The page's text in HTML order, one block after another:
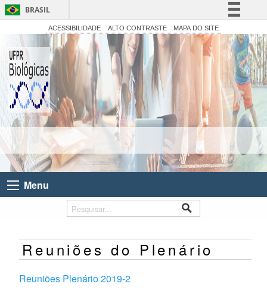
BRASIL
Simplifique!
Comunica BR
Participe
Acesso à informação
Legislação
Canais
ACESSIBILIDADE ALTO CONTRASTE MAPA DO SITE
Menu
Reuniões do Plenário
Reuniões Plenário 2019-2